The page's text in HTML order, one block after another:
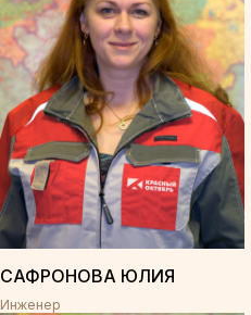
САФРОНОВА ЮЛИЯ
Инженер